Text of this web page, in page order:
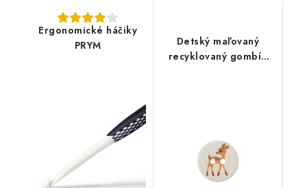
Ergonomické háčiky
PRYM
Detský maľovaný
recyklovaný gombík